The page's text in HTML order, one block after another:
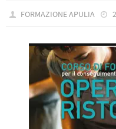
FORMAZIONE APULIA